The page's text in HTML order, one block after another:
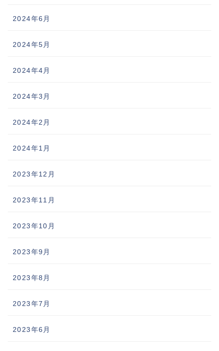
2024年6月
2024年5月
2024年4月
2024年3月
2024年2月
2024年1月
2023年12月
2023年11月
2023年10月
2023年9月
2023年8月
2023年7月
2023年6月